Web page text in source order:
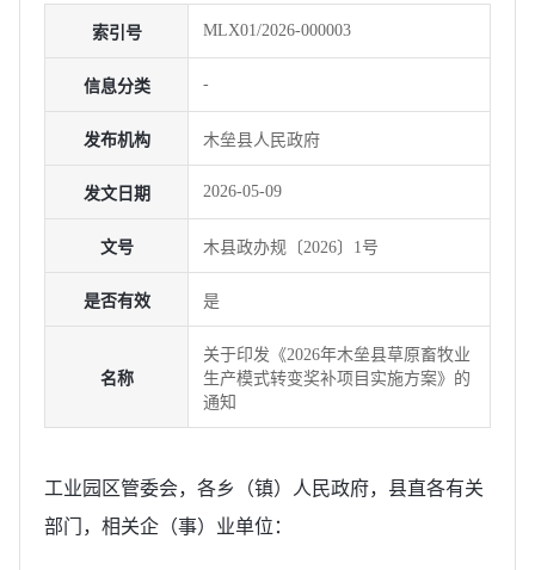
索引号 MLX01/2026-000003
信息分类 -
发布机构 木垒县人民政府
发文日期 2026-05-09
文号 木县政办规〔2026〕1号
是否有效 是
名称
关于印发《2026年木垒县草原畜牧业
生产模式转变奖补项目实施方案》的
通知
工业园区管委会，各乡（镇）人民政府，县直各有关
部门，相关企（事）业单位：